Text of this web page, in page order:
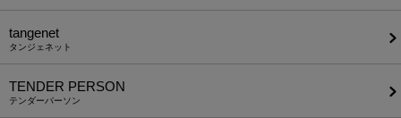
tangenet
タンジェネット
TENDER PERSON
テンダーパーソン